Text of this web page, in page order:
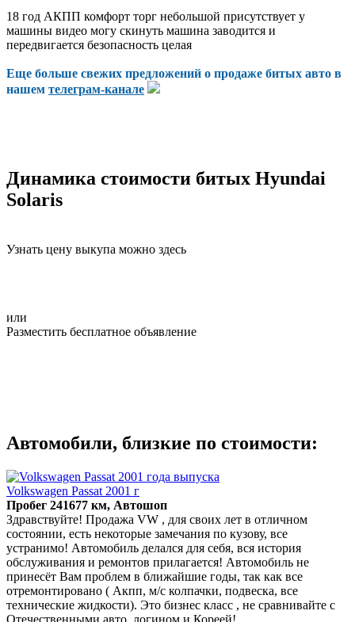
18 год АКПП комфорт торг небольшой присутствует у
машины видео могу скинуть машина заводится и
передвигается безопасность целая
Еще больше свежих предложений о продаже битых авто в
нашем телеграм-канале
Динамика стоимости битых Hyundai
Solaris
Узнать цену выкупа можно здесь
или
Разместить бесплатное объявление
Автомобили, близкие по стоимости:
Volkswagen Passat 2001 г
Пробег 241677 км, Автошоп
Здравствуйте! Продажа VW , для своих лет в отличном
состоянии, есть некоторые замечания по кузову, все
устранимо! Автомобиль делался для себя, вся история
обслуживания и ремонтов прилагается! Автомобиль не
принесёт Вам проблем в ближайшие годы, так как все
отремонтировано ( Акпп, м/с колпачки, подвеска, все
технические жидкости). Это бизнес класс , не сравнивайте с
Отечественными авто, логином и Кореей!